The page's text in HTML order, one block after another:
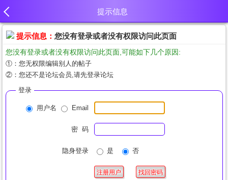
提示信息
提示信息： 您没有登录或者没有权限访问此页面
您没有登录或者没有权限访问此页面,可能如下几个原因:
①：您无权限编辑别人的帖子
②：您还不是论坛会员,请先登录论坛
登录
用户名 Email
密 码
隐身登录 是 否